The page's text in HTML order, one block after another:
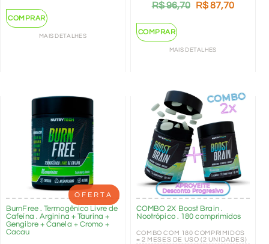
COMPRAR
MAIS DETALHES
R$96,70 R$87,70
COMPRAR
MAIS DETALHES
OFERTA
BurnFree . Termogênico Livre de
Cafeína . Arginina + Taurina +
Gengibre + Canela + Cromo +
Cacau
COMBO 2X Boost Brain .
Nootrópico . 180 comprimidos
COMBO COM 180 COMPRIMIDOS
= 2 MESES DE USO (2 UNIDADES)